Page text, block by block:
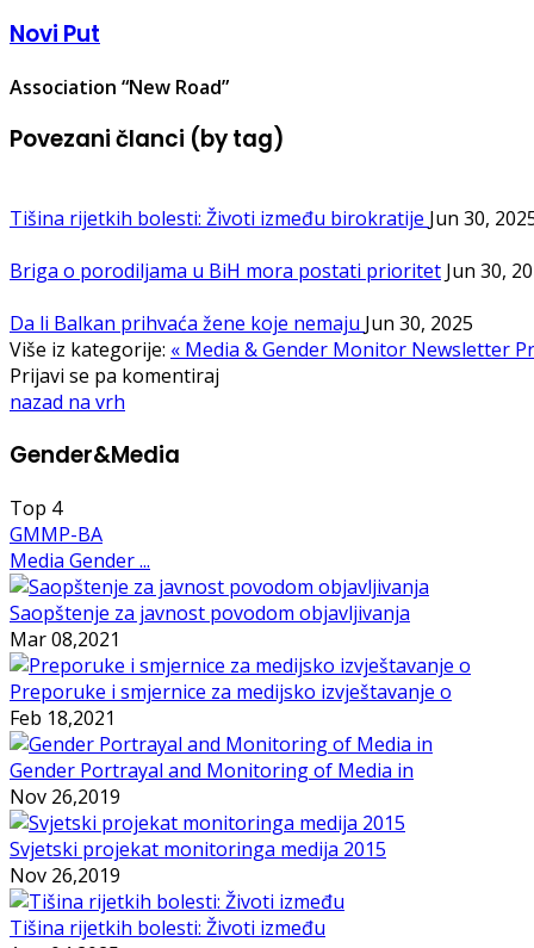
Novi Put
Association “New Road”
Povezani članci (by tag)
Tišina rijetkih bolesti: Životi između birokratije Jun 30,
Briga o porodiljama u BiH mora postati prioritet Jun 30,
Da li Balkan prihvaća žene koje nemaju Jun 30, 2025
Više iz kategorije: « Media & Gender Monitor Newsletter
Prijavi se pa komentiraj
nazad na vrh
Gender&Media
Top 4
GMMP-BA
Media Gender ...
Saopštenje za javnost povodom objavljivanja
Mar 08,2021
Preporuke i smjernice za medijsko izvještavanje o
Feb 18,2021
Gender Portrayal and Monitoring of Media in
Nov 26,2019
Svjetski projekat monitoringa medija 2015
Nov 26,2019
Tišina rijetkih bolesti: Životi između